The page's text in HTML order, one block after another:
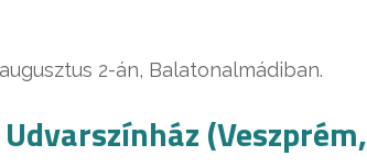
2-án, Balatonalmádiban.
(Veszprém,